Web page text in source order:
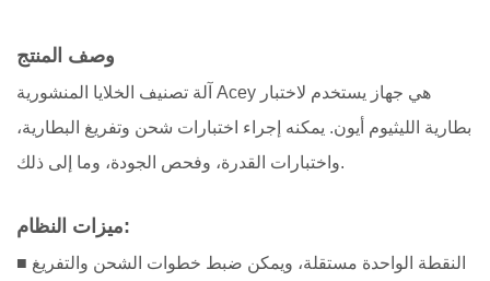
وصف المنتج
آلة تصنيف الخلايا المنشورية Acey هي جهاز يستخدم لاختبار
بطارية الليثيوم أيون. يمكنه إجراء اختبارات شحن وتفريغ البطارية،
واختبارات القدرة، وفحص الجودة، وما إلى ذلك.
ميزات النظام:
■ النقطة الواحدة مستقلة، ويمكن ضبط خطوات الشحن والتفريغ